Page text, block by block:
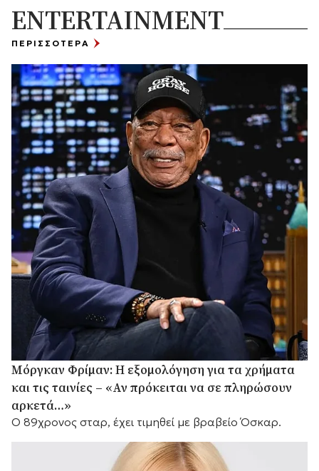
ENTERTAINMENT
ΠΕΡΙΣΣΟΤΕΡΑ
Μόργκαν Φρίμαν: Η εξομολόγηση για τα χρήματα
και τις ταινίες – «Αν πρόκειται να σε πληρώσουν
αρκετά…»
Ο 89χρονος σταρ, έχει τιμηθεί με βραβείο Όσκαρ.